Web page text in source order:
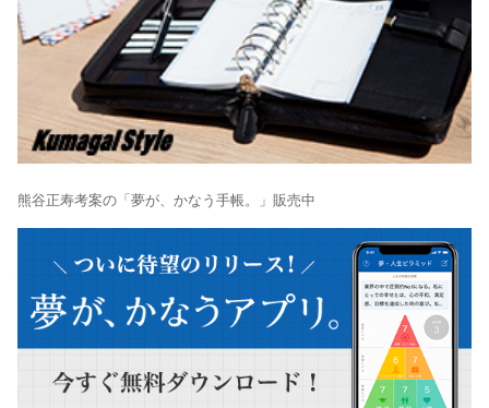
熊谷正寿考案の「夢が、かなう手帳。」販売中